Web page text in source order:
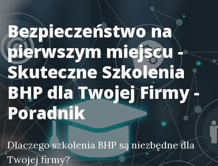
Bezpieczeństwo na
pierwszym miejscu -
Skuteczne Szkolenia
BHP dla Twojej Firmy -
Poradnik
Dlaczego szkolenia BHP są niezbędne dla
Twojej firmy?